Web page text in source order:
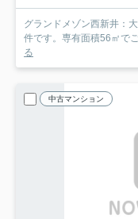
グランドメゾン西新井：
件です。専有面積56㎡で
る
中古マンション